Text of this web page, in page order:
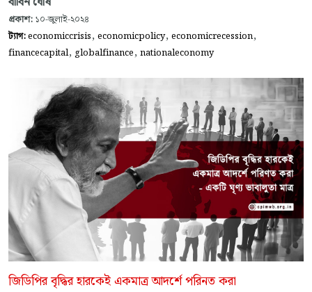
প্রকাশ: ১০-জুলাই-২০২৪
ট্যাগ:economiccrisis, economicpolicy, economicrecession,
financecapital, globalfinance, nationaleconomy
জিডিপির বৃদ্ধির হারকেই একমাত্র আদর্শে পরিনত করা